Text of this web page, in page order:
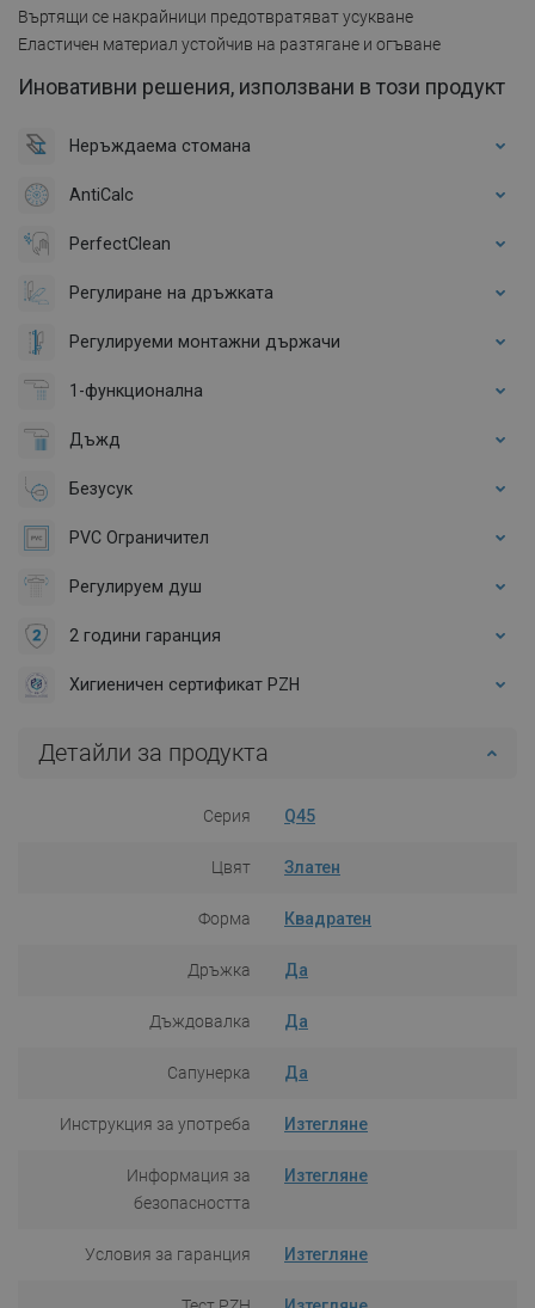
Въртящи се накрайници предотвратяват усукване
Еластичен материал устойчив на разтягане и огъване
Иновативни решения, използвани в този продукт
Неръждаема стомана
AntiCalc
PerfectClean
Регулиране на дръжката
Регулируеми монтажни държачи
1-функционална
Дъжд
Безусук
PVC Ограничител
Регулируем душ
2 години гаранция
Хигиеничен сертификат PZH
Детайли за продукта
Серия Q45
Цвят Златен
Форма Квадратен
Дръжка Да
Дъждовалка Да
Сапунерка Да
Инструкция за употреба Изтегляне
Информация за
безопасността
Изтегляне
Условия за гаранция Изтегляне